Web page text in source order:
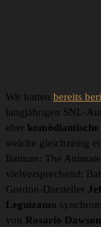
Wir hatten bereits
langjährigen SNL-
eher
welche gleichzeitig
Batman: The
vielversprechend:
Gordon-Darsteller
Leguizamo
von Rosario Dawson